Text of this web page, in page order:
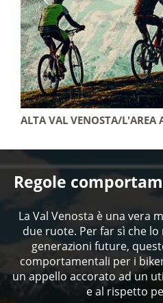
ALTA VAL VENOSTA/L'AREA
Regole
La Val Venosta è una vera
due ruote. Per far sì che
generazioni future,
comportamentali per i
un appello accorato ad un
e al rispetto